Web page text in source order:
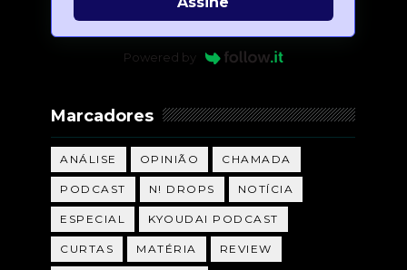
Powered by
Marcadores
ANÁLISE OPINIÃO CHAMADA
PODCAST N! DROPS NOTÍCIA
ESPECIAL KYOUDAI PODCAST
CURTAS MATÉRIA REVIEW